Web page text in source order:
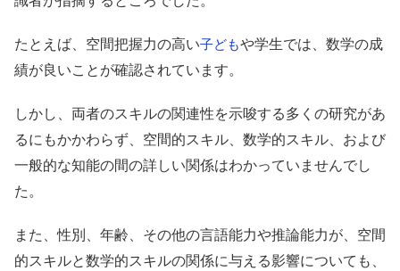
たとえば、空間把握力の高い子どもや学生では、数学の成
績が良いことが確認されています。
しかし、両者のスキルの関連性を示唆する多くの研究があ
るにもかかわらず、空間的スキル、数学的スキル、および
一般的な知能の間の詳しい関係はわかっていませんでし
た。
また、性別、年齢、その他の言語能力や推論能力が、空間
的スキルと数学的スキルの関係に与える影響についても、